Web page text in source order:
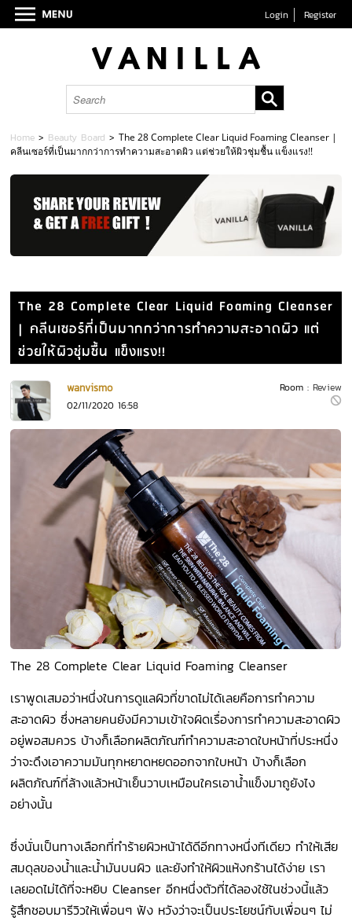
Login Register
Home > Beauty Board >The 28 Complete Clear Liquid Foaming Cleanser |
คลีนเซอร์ที่เป็นมากกว่าการทำความสะอาดผิว แต่ช่วยให้ผิวชุ่มชื้น แข็งแรง!!
The 28 Complete Clear Liquid Foaming Cleanser
| คลีนเซอร์ที่เป็นมากกว่าการทำความสะอาดผิว แต่
ช่วยให้ผิวชุ่มชื้น แข็งแรง!!
Room : Review
wanvismo
02/11/2020 16:58
The 28 Complete Clear Liquid Foaming Cleanser
เราพูดเสมอว่าหนึ่งในการดูแลผิวที่ขาดไม่ได้เลยคือการทำความ
สะอาดผิว ซึ่งหลายคนยังมีความเข้าใจผิดเรื่องการทำความสะอาดผิว
อยู่พอสมควร บ้างก็เลือกผลิตภัณฑ์ทำความสะอาดใบหน้าที่ประหนึ่ง
ว่าจะดึงเอาความมันทุกหยาดหยดออกจากใบหน้า บ้างก็เลือก
ผลิตภัณฑ์ที่ล้างแล้วหน้าเย็นวาบเหมือนใครเอาน้ำแข็งมาถูยังไง
อย่างนั้น
ซึ่งนั่นเป็นทางเลือกที่ทำร้ายผิวหน้าได้ดีอีกทางหนึ่งทีเดียว ทำให้เสีย
สมดุลของน้ำและน้ำมันบนผิว และยังทำให้ผิวแห้งกร้านได้ง่าย เรา
เลยอดไม่ได้ที่จะหยิบ Cleanser อีกหนึ่งตัวที่ได้ลองใช้ในช่วงนี้แล้ว
รู้สึกชอบมารีวิวให้เพื่อนๆ ฟัง หวังว่าจะเป็นประโยชน์กับเพื่อนๆ ไม่